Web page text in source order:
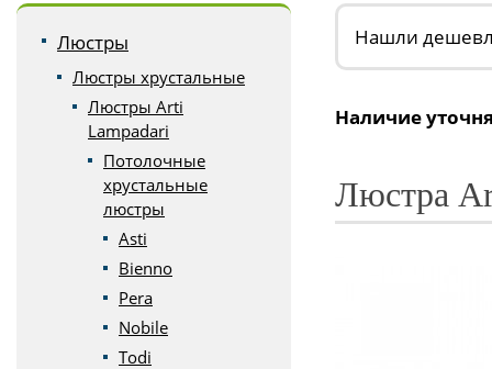
Люстры
Люстры хрустальные
Люстры Arti
Lampadari
Потолочные
хрустальные
люстры
Asti
Bienno
Pera
Nobile
Todi
Нашли
Наличие
Люстра